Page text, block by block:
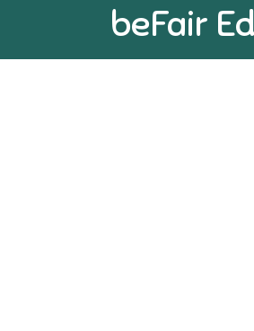
beFair